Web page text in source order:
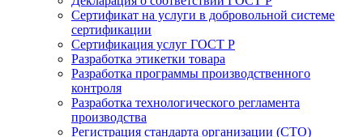
Сертификат на услуги в добровольной системе
сертификации
Сертификация услуг ГОСТ Р
Разработка этикетки товара
Разработка программы производственного
контроля
Разработка технологического регламента
производства
Регистрация стандарта организации (СТО)